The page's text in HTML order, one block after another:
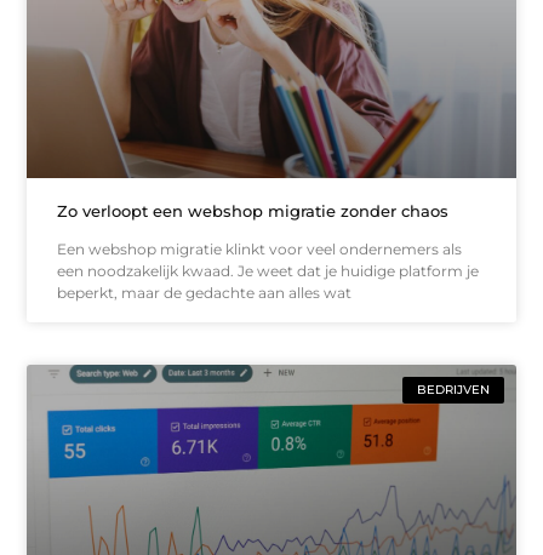
Zo verloopt een webshop migratie zonder chaos
Een webshop migratie klinkt voor veel ondernemers als
een noodzakelijk kwaad. Je weet dat je huidige platform je
beperkt, maar de gedachte aan alles wat
BEDRIJVEN